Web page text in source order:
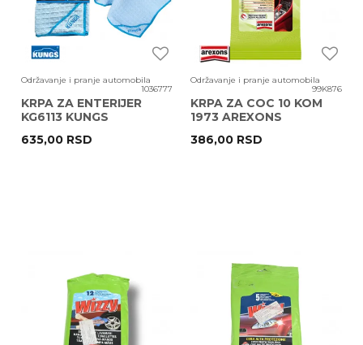
Održavanje i pranje automobila
1036777
KRPA ZA ENTERIJER
KG6113 KUNGS
635,00 RSD
Održavanje i pranje automobila
99K876
KRPA ZA COC 10 KOM
1973 AREXONS
386,00 RSD